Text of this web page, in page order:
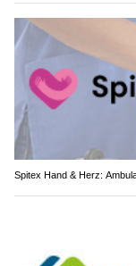
Spitex Hand & Herz: